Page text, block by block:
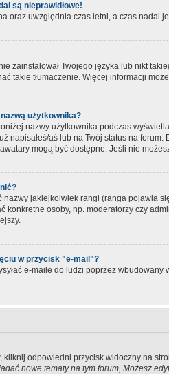
są nieprawidłowe!
oraz uwzględnia czas letni, a czas nadal
zainstalował Twojego języka lub nikt
takie tłumaczenie. Więcej informacji
użytkownika?
nazwy użytkownika podczas
napisałeś/aś lub na Twój status na
mogą być dostępne. Jeśli nie
nazwy jakiejkolwiek rangi (ranga pojawia
konkretne osoby, np. moderatorzy czy
w przycisk "e-mail"?
e-maile do ludzi poprzez
kliknij odpowiedni przycisk widoczny na
nowe tematy na tym forum, Możesz